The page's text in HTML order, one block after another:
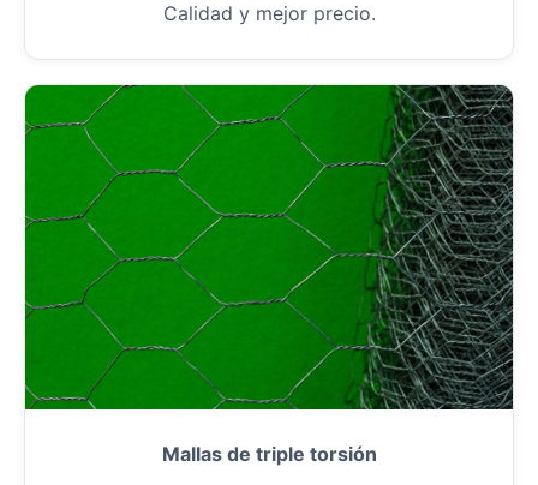
Calidad y mejor precio.
Mallas de triple torsión